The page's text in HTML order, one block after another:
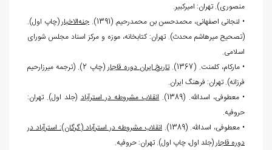
منصوری). تهران: امیرکبیر.
• لنجانی اصفهانی، محمدحسن بن محمدرحیم. (1391).
جنهالاخبار(چاپ اول).
(تصحیح میرهاشم محدث). تهران: کتابخانه، موزه و مرکز اسناد مجلس شورای
اسلامی.
• مارکام، کلمنت. (1367).
تاریخ ایران دوره قاجار
(چاپ 2). (ترجمه میرزارحیم
فرزانه). تهران: فرهنگ ایران.
• معطوفی، اسدالله. (1389).
انقلاب مشروطه در استرآباد(جلد اول). تهران:
حروفیه.
• معطوفی، اسدالله. (1389).
انقلاب مشروطه در استرآباد (گرگان): استرآباد در
دوره قاجار(جلد اول، چاپ اول). تهران: حروفیه.